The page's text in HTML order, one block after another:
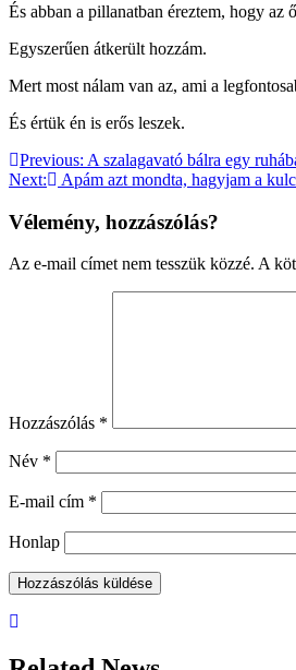
És abban a pillanatban éreztem, hogy az
Egyszerűen átkerült hozzám.
Mert most nálam van az, ami a
És értük én is erős leszek.
Bejegyzés
navigáció
Previous: A szalagavató bálra egy
Next:
Apám azt mondta, hagyjam a
Vélemény, hozzászólás?
Az e-mail címet nem tesszük közzé. A
Hozzászólás *
Név *
E-mail cím *
Honlap